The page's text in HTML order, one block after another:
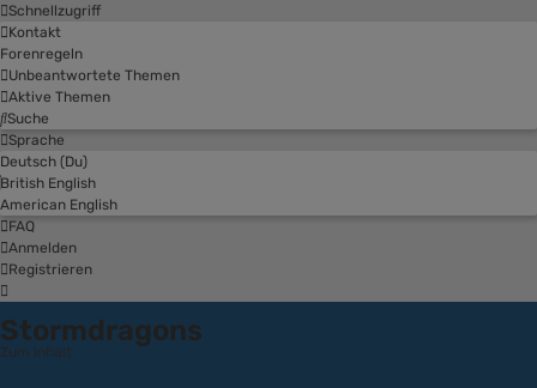
Schnellzugriff
Kontakt
Forenregeln
Unbeantwortete Themen
Aktive Themen
Suche
Sprache
Deutsch (Du)
British English
American English
FAQ
Anmelden
Registrieren
Stormdragons
Zum Inhalt